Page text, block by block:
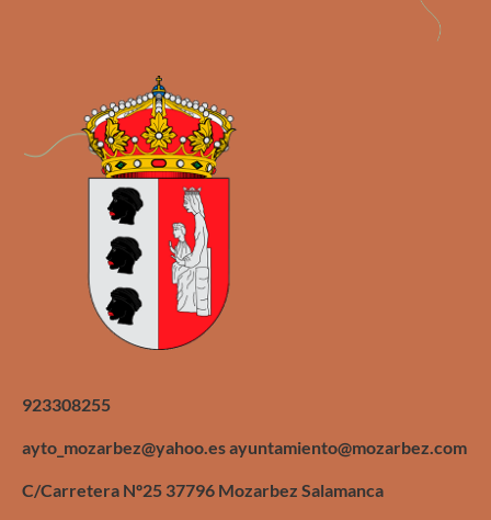
923308255
ayto_mozarbez@yahoo.es ayuntamiento@mozarbez.com
C/Carretera Nº25 37796 Mozarbez Salamanca